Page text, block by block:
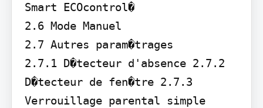
Smart ECOcontrol�
2.6 Mode Manuel
2.7 Autres param�trages
2.7.1 D�tecteur d'absence 2.7.2
D�tecteur de fen�tre 2.7.3
Verrouillage parental simple